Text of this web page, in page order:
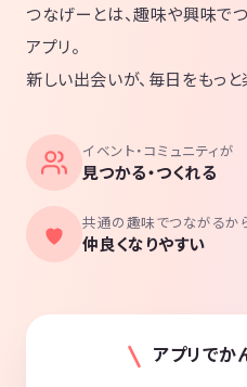
つなげーとは、趣味や興味で
アプリ。
新しい出会いが、毎日をもっと
イベント・コミュニティが
見つかる・つくれる
共通の趣味でつながるか
仲良くなりやすい
アプリでか